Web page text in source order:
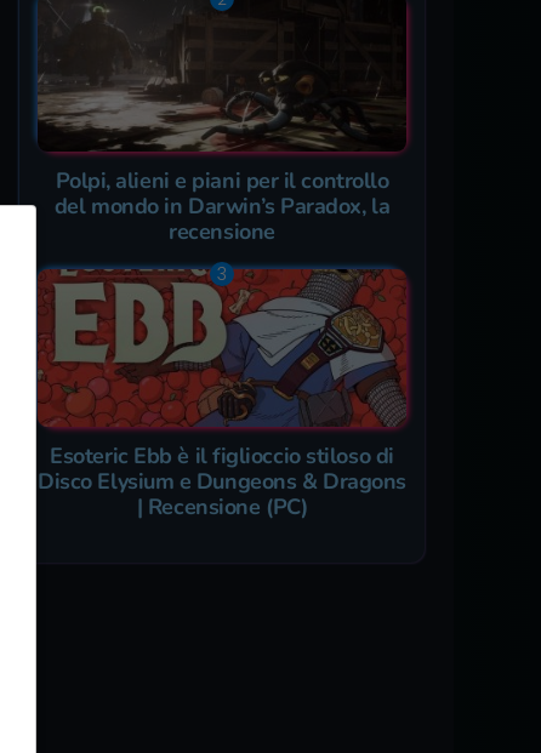
Polpi, alieni e piani per il controllo
del mondo in Darwin’s Paradox, la
recensione
Esoteric Ebb è il figlioccio stiloso di
Disco Elysium e Dungeons & Dragons
| Recensione (PC)